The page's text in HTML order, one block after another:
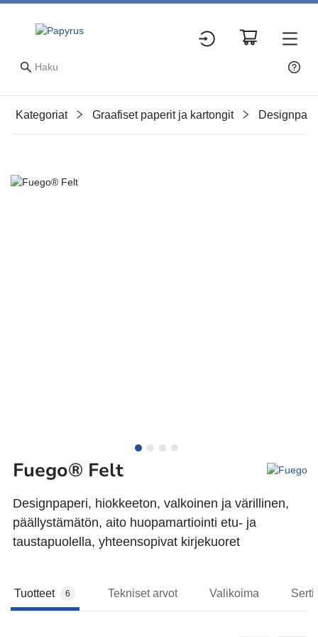
Kategoriat Graafiset paperit ja kartongit
Slide 1 of 4
Fuego® Felt
Designpaperi, hiokkeeton, valkoinen ja värillinen,
päällystämätön, aito huopamartiointi etu- ja
taustapuolella, yhteensopivat kirjekuoret
Tuotteet 6 Tekniset arvot Valikoima